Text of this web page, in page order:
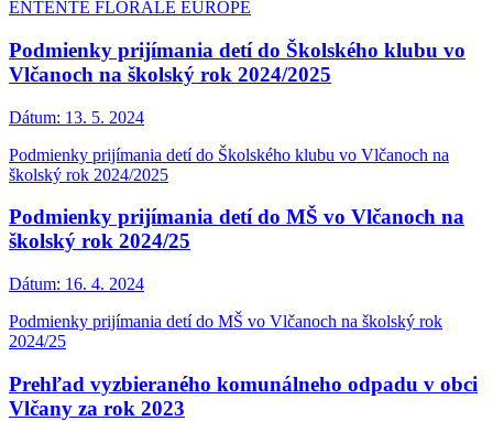
ENTENTE FLORALE EUROPE
Podmienky prijímania detí do Školského klubu vo
Vlčanoch na školský rok 2024/2025
Dátum: 13. 5. 2024
Podmienky prijímania detí do Školského klubu vo Vlčanoch na
školský rok 2024/2025
Podmienky prijímania detí do MŠ vo Vlčanoch na
školský rok 2024/25
Dátum: 16. 4. 2024
Podmienky prijímania detí do MŠ vo Vlčanoch na školský rok
2024/25
Prehľad vyzbieraného komunálneho odpadu v obci
Vlčany za rok 2023